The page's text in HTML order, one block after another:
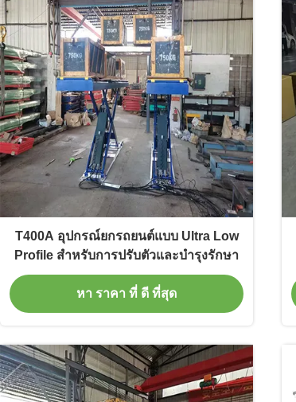
T400A อุปกรณ์ยกรถยนต์แบบ Ultra Low
Profile สําหรับการปรับตัวและบํารุงรักษา
หา ราคา ที่ ดี ที่สุด